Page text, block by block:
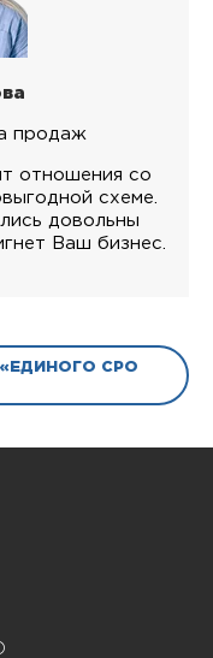
продаж
отношения со
схеме.
довольны
Ваш бизнес.
СРО